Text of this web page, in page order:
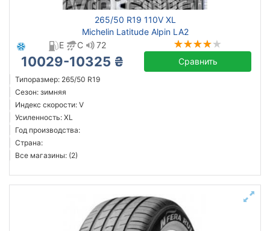
265/50 R19 110V XL
Michelin Latitude Alpin LA2
E
C 72
10029-10325 ₴ Сравнить
Типоразмер: 265/50 R19
Сезон: зимняя
Индекс скорости: V
Усиленность: XL
Год производства:
Страна:
Все магазины: (2)